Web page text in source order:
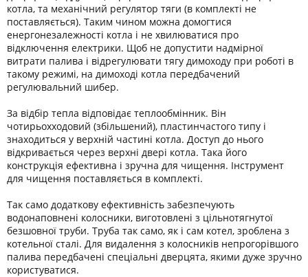
котла, та механічний регулятор тяги (в комплекті не
поставляється). Таким чином можна домогтися
енергонезалежності котла і не хвилюватися про
відключення електрики. Щоб не допустити надмірної
витрати палива і відрегулювати тягу димоходу при роботі в
такому режимі, на димоході котла передбачений
регулювальний шибер.
За відбір тепла відповідає теплообмінник. Він
чотирьохходовий (збільшений), пластинчастого типу і
знаходиться у верхній частині котла. Доступ до нього
відкривається через верхні двері котла. Така його
конструкція ефективна і зручна для чищення. Інструмент
для чищення поставляється в комплекті.
Так само додаткову ефективність забезпечують
водонаповнені колосники, виготовлені з цільнотягнутої
безшовної труби. Труба так само, як і сам котел, зроблена з
котельної сталі. Для видалення з колосників непрогорівшого
палива передбачені спеціальні дверцята, якими дуже зручно
користуватися.